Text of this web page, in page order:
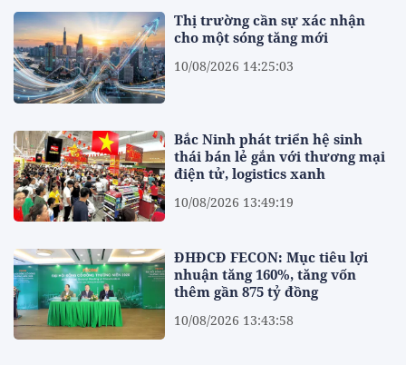
Thị trường cần sự xác nhận
cho một sóng tăng mới
10/08/2026 14:25:03
Bắc Ninh phát triển hệ sinh
thái bán lẻ gắn với thương mại
điện tử, logistics xanh
10/08/2026 13:49:19
ĐHĐCĐ FECON: Mục tiêu lợi
nhuận tăng 160%, tăng vốn
thêm gần 875 tỷ đồng
10/08/2026 13:43:58